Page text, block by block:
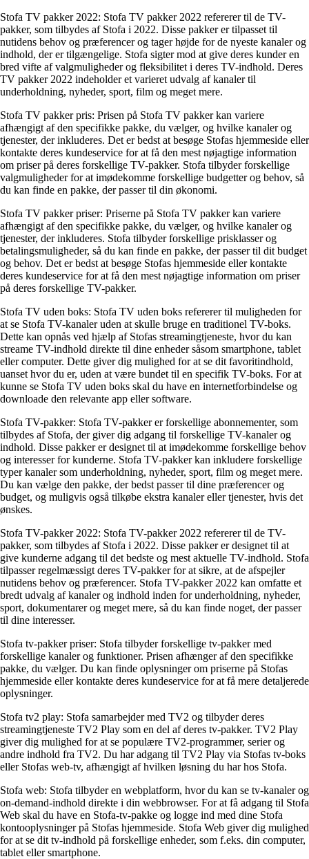
Stofa TV pakker 2022: Stofa TV pakker 2022 refererer til de TV-
pakker, som tilbydes af Stofa i 2022. Disse pakker er tilpasset til
nutidens behov og præferencer og tager højde for de nyeste kanaler og
indhold, der er tilgængelige. Stofa sigter mod at give deres kunder en
bred vifte af valgmuligheder og fleksibilitet i deres TV-indhold. Deres
TV pakker 2022 indeholder et varieret udvalg af kanaler til
underholdning, nyheder, sport, film og meget mere.
Stofa TV pakker pris: Prisen på Stofa TV pakker kan variere
afhængigt af den specifikke pakke, du vælger, og hvilke kanaler og
tjenester, der inkluderes. Det er bedst at besøge Stofas hjemmeside eller
kontakte deres kundeservice for at få den mest nøjagtige information
om priser på deres forskellige TV-pakker. Stofa tilbyder forskellige
valgmuligheder for at imødekomme forskellige budgetter og behov, så
du kan finde en pakke, der passer til din økonomi.
Stofa TV pakker priser: Priserne på Stofa TV pakker kan variere
afhængigt af den specifikke pakke, du vælger, og hvilke kanaler og
tjenester, der inkluderes. Stofa tilbyder forskellige prisklasser og
betalingsmuligheder, så du kan finde en pakke, der passer til dit budget
og behov. Det er bedst at besøge Stofas hjemmeside eller kontakte
deres kundeservice for at få den mest nøjagtige information om priser
på deres forskellige TV-pakker.
Stofa TV uden boks: Stofa TV uden boks refererer til muligheden for
at se Stofa TV-kanaler uden at skulle bruge en traditionel TV-boks.
Dette kan opnås ved hjælp af Stofas streamingtjeneste, hvor du kan
streame TV-indhold direkte til dine enheder såsom smartphone, tablet
eller computer. Dette giver dig mulighed for at se dit favoritindhold,
uanset hvor du er, uden at være bundet til en specifik TV-boks. For at
kunne se Stofa TV uden boks skal du have en internetforbindelse og
downloade den relevante app eller software.
Stofa TV-pakker: Stofa TV-pakker er forskellige abonnementer, som
tilbydes af Stofa, der giver dig adgang til forskellige TV-kanaler og
indhold. Disse pakker er designet til at imødekomme forskellige behov
og interesser for kunderne. Stofa TV-pakker kan inkludere forskellige
typer kanaler som underholdning, nyheder, sport, film og meget mere.
Du kan vælge den pakke, der bedst passer til dine præferencer og
budget, og muligvis også tilkøbe ekstra kanaler eller tjenester, hvis det
ønskes.
Stofa TV-pakker 2022: Stofa TV-pakker 2022 refererer til de TV-
pakker, som tilbydes af Stofa i 2022. Disse pakker er designet til at
give kunderne adgang til det bedste og mest aktuelle TV-indhold. Stofa
tilpasser regelmæssigt deres TV-pakker for at sikre, at de afspejler
nutidens behov og præferencer. Stofa TV-pakker 2022 kan omfatte et
bredt udvalg af kanaler og indhold inden for underholdning, nyheder,
sport, dokumentarer og meget mere, så du kan finde noget, der passer
til dine interesser.
Stofa tv-pakker priser: Stofa tilbyder forskellige tv-pakker med
forskellige kanaler og funktioner. Prisen afhænger af den specifikke
pakke, du vælger. Du kan finde oplysninger om priserne på Stofas
hjemmeside eller kontakte deres kundeservice for at få mere detaljerede
oplysninger.
Stofa tv2 play: Stofa samarbejder med TV2 og tilbyder deres
streamingtjeneste TV2 Play som en del af deres tv-pakker. TV2 Play
giver dig mulighed for at se populære TV2-programmer, serier og
andre indhold fra TV2. Du har adgang til TV2 Play via Stofas tv-boks
eller Stofas web-tv, afhængigt af hvilken løsning du har hos Stofa.
Stofa web: Stofa tilbyder en webplatform, hvor du kan se tv-kanaler og
on-demand-indhold direkte i din webbrowser. For at få adgang til Stofa
Web skal du have en Stofa-tv-pakke og logge ind med dine Stofa
kontooplysninger på Stofas hjemmeside. Stofa Web giver dig mulighed
for at se dit tv-indhold på forskellige enheder, som f.eks. din computer,
tablet eller smartphone.